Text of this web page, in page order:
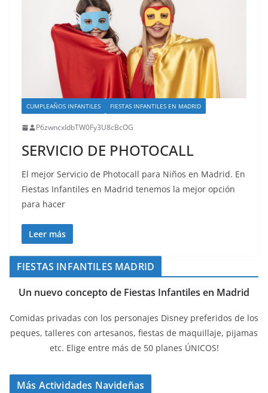
CUMPLEAÑOS INFANTILES FIESTAS INFANTILES EN MADRID
P6zwncxIdbTW0Fy3U8cBcOG
SERVICIO DE PHOTOCALL
El mejor Servicio de Photocall para Niños en Madrid. En
Fiestas Infantiles en Madrid tenemos la mejor opción
para hacer
Leer más
FIESTAS INFANTILES MADRID
Un nuevo concepto de Fiestas Infantiles en Madrid
Comidas privadas con los personajes Disney preferidos de los
peques, talleres con artesanos, fiestas de maquillaje, pijamas
etc. Elige entre más de 50 planes ÚNICOS!
Más Actividades Navideñas